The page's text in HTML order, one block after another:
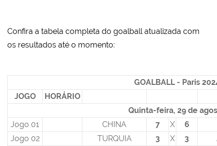
Confira a tabela completa do goalball atualizada com
os resultados até o momento:
GOALBALL - Paris
JOGO
HORÁRIO
Quinta-feira, 29 de
Jogo 01
CHINA 7 X
6
Jogo 02
TURQUIA 3 X 3